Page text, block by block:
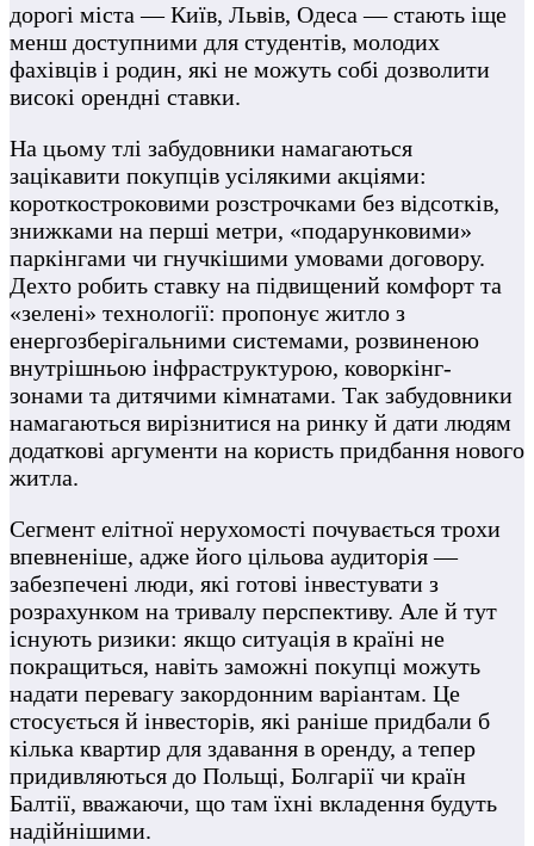
дорогі міста — Київ, Львів, Одеса — стають іще
менш доступними для студентів, молодих
фахівців і родин, які не можуть собі дозволити
високі орендні ставки.
На цьому тлі забудовники намагаються
зацікавити покупців усілякими акціями:
короткостроковими розстрочками без відсотків,
знижками на перші метри, «подарунковими»
паркінгами чи гнучкішими умовами договору.
Дехто робить ставку на підвищений комфорт та
«зелені» технології: пропонує житло з
енергозберігальними системами, розвиненою
внутрішньою інфраструктурою, коворкінг-
зонами та дитячими кімнатами. Так забудовники
намагаються вирізнитися на ринку й дати людям
додаткові аргументи на користь придбання нового
житла.
Сегмент елітної нерухомості почувається трохи
впевненіше, адже його цільова аудиторія —
забезпечені люди, які готові інвестувати з
розрахунком на тривалу перспективу. Але й тут
існують ризики: якщо ситуація в країні не
покращиться, навіть заможні покупці можуть
надати перевагу закордонним варіантам. Це
стосується й інвесторів, які раніше придбали б
кілька квартир для здавання в оренду, а тепер
придивляються до Польщі, Болгарії чи країн
Балтії, вважаючи, що там їхні вкладення будуть
надійнішими.